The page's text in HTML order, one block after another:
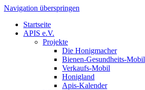
Navigation überspringen
Startseite
APIS e.V.
Projekte
Die Honigmacher
Bienen-Gesundheits-Mobil
Verkaufs-Mobil
Honigland
Apis-Kalender